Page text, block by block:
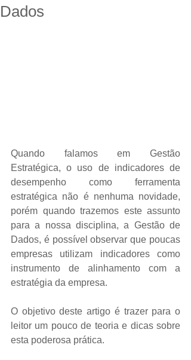
Dados
Quando falamos em Gestão
Estratégica, o uso de indicadores de
desempenho como ferramenta
estratégica não é nenhuma novidade,
porém quando trazemos este assunto
para a nossa disciplina, a Gestão de
Dados, é possível observar que poucas
empresas utilizam indicadores como
instrumento de alinhamento com a
estratégia da empresa.
O objetivo deste artigo é trazer para o
leitor um pouco de teoria e dicas sobre
esta poderosa prática.